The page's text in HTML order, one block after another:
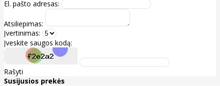
El. pašto adresas:
Atsiliepimas:
Įvertinimas:
Įveskite saugos kodą:
Rašyti
Susijusios prekės